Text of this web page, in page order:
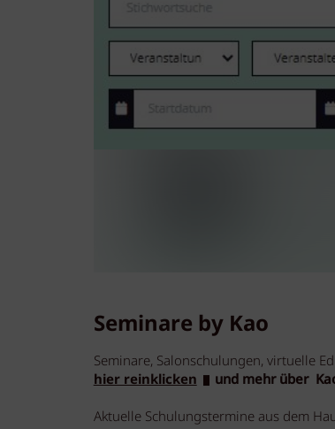
Seminare by Kao
Seminare, Salonschulungen, virtuelle
hier reinklicken
und mehr über
Aktuelle Schulungstermine aus dem